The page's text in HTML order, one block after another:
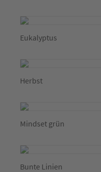
Eukalyptus
Herbst
Mindset grün
Bunte Linien